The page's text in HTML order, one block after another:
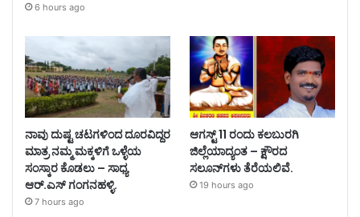
6 hours ago
ನಾವು ದುಷ್ಟ ಚಟಗಳಿಂದ ದೂರವಿದ್ದರ
ಮಾತ್ರ ನಮ್ಮ ಮಕ್ಕಳಿಗೆ ಒಳ್ಳೆಯ
ಸಂಸ್ಕಾರ ಕೊಡಲು – ಸಾಧ್ಯ
ಆರ್.ಎಸ್ ಗಂಗನಹಳ್ಳಿ.
7 hours ago
ಆಗಸ್ಟ್ 11 ರಂದು ಕಲಬುರಗಿ
ಜಿಲ್ಲೆಯಾದ್ಯಂತ – ಕ್ಷೌರದ
ಸಲೂನ್‌ಗಳು ತೆರೆಯಲಿವೆ.
19 hours ago